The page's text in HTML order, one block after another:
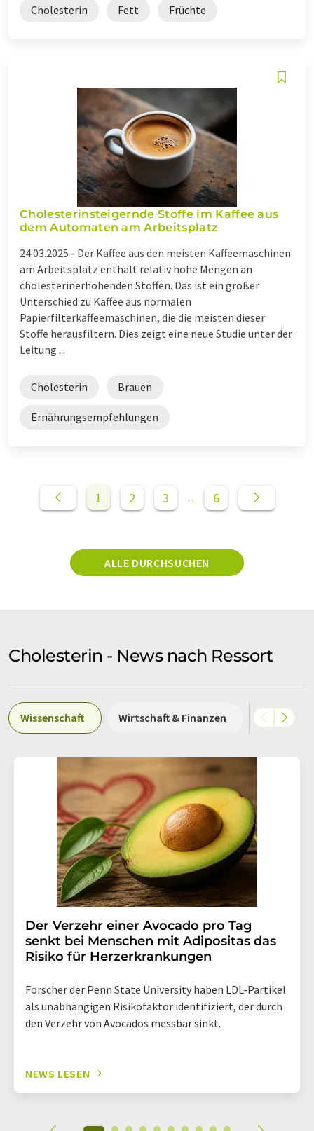
Cholesterin Fett Früchte
Cholesterinsteigernde Stoffe im Kaffee aus
dem Automaten am Arbeitsplatz
24.03.2025 - Der Kaffee aus den meisten Kaffeemaschinen
am Arbeitsplatz enthält relativ hohe Mengen an
cholesterinerhöhenden Stoffen. Das ist ein großer
Unterschied zu Kaffee aus normalen
Papierfilterkaffeemaschinen, die die meisten dieser
Stoffe herausfiltern. Dies zeigt eine neue Studie unter der
Leitung ...
Cholesterin Brauen
Ernährungsempfehlungen
1 2 3 ... 6
ALLE DURCHSUCHEN
Cholesterin - News nach Ressort
Wissenschaft Wirtschaft & Finanzen Politik &
Der Verzehr einer Avocado pro Tag
senkt bei Menschen mit Adipositas das
Risiko für Herzerkrankungen
Forscher der Penn State University haben LDL-Partikel
als unabhängigen Risikofaktor identifiziert, der durch
den Verzehr von Avocados messbar sinkt.
NEWS LESEN